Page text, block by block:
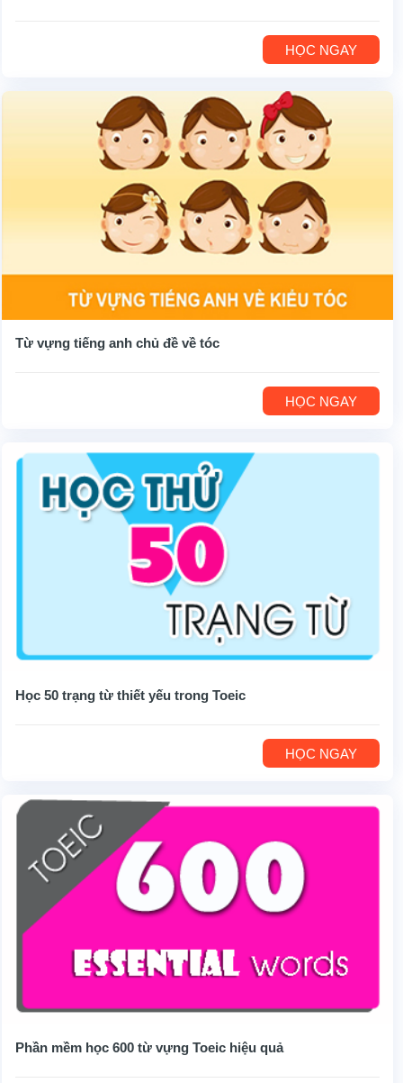
HỌC NGAY
Từ vựng tiếng anh chủ đề về tóc
HỌC NGAY
Học 50 trạng từ thiết yếu trong Toeic
HỌC NGAY
Phần mềm học 600 từ vựng Toeic hiệu quả